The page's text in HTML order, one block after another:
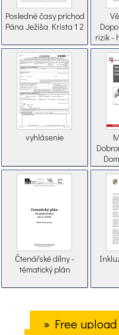
Posledné časy príchod
Pána Ježiša Krista 1 2
rizik -
vyhlásenie
Čtenářské dílny -
tématický plán
» Free